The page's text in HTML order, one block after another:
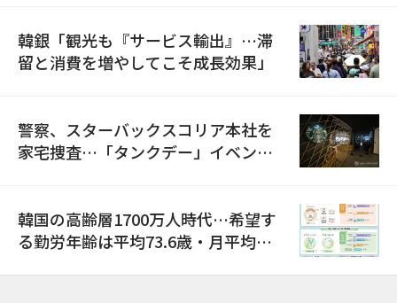
韓銀「観光も『サービス輸出』…滞
留と消費を増やしてこそ成長効果」
警察、スターバックスコリア本社を
家宅捜査…「タンクデー」イベント
韓国の高齢層1700万人時代…希望す
る勤労年齢は平均73.6歳・月平均賃